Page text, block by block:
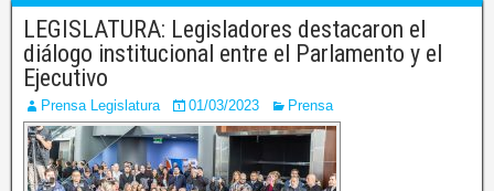
LEGISLATURA: Legisladores destacaron el
diálogo institucional entre el Parlamento y el
Ejecutivo
Prensa Legislatura 01/03/2023 Prensa